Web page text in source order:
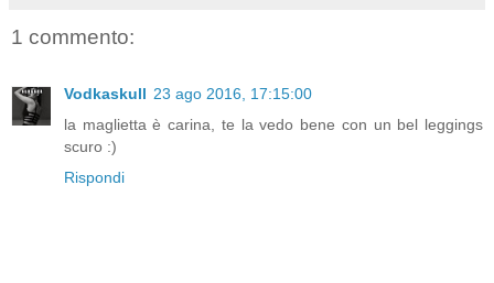
1 commento:
Vodkaskull 23 ago 2016, 17:15:00
la maglietta è carina, te la vedo bene con un bel leggings
scuro :)
Rispondi